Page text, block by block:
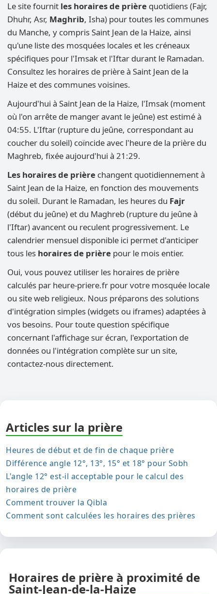
Le site fournit les horaires de prière quotidiens (Fajr,
Dhuhr, Asr, Maghrib, Isha) pour toutes les communes
du Manche, y compris Saint Jean de la Haize, ainsi
qu'une liste des mosquées locales et les créneaux
spécifiques pour l'Imsak et l'Iftar durant le Ramadan.
Consultez les horaires de prière à Saint Jean de la
Haize et des communes voisines.
Aujourd'hui à Saint Jean de la Haize, l'Imsak (moment
où l'on arrête de manger avant le jeûne) est estimé à
04:55. L'Iftar (rupture du jeûne, correspondant au
coucher du soleil) coïncide avec l'heure de la prière du
Maghreb, fixée aujourd'hui à 21:29.
Les horaires de prière changent quotidiennement à
Saint Jean de la Haize, en fonction des mouvements
du soleil. Durant le Ramadan, les heures du Fajr
(début du jeûne) et du Maghreb (rupture du jeûne à
l'Iftar) avancent ou reculent progressivement. Le
calendrier mensuel disponible ici permet d'anticiper
tous les horaires de prière pour le mois entier.
Oui, vous pouvez utiliser les horaires de prière
calculés par heure-priere.fr pour votre mosquée locale
ou site web religieux. Nous préparons des solutions
d'intégration simples (widgets ou iframes) adaptées à
vos besoins. Pour toute question spécifique
concernant l'affichage sur écran, l'exportation de
données ou l'intégration complète sur un site,
contactez-nous directement.
Articles sur la prière
Heures de début et de fin de chaque prière
Différence angle 12°, 13°, 15° et 18° pour Sobh
L'angle 12° est-il acceptable pour le calcul des
horaires de prière
Comment trouver la Qibla
Comment sont calculées les horaires des prières
Horaires de prière à proximité de
Saint-Jean-de-la-Haize